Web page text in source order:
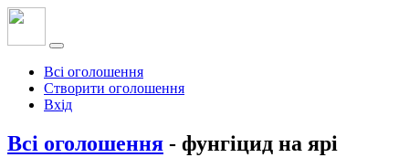
Всі оголошення
Створити оголошення
Вхід
Всі оголошення - фунгіцид на ярі